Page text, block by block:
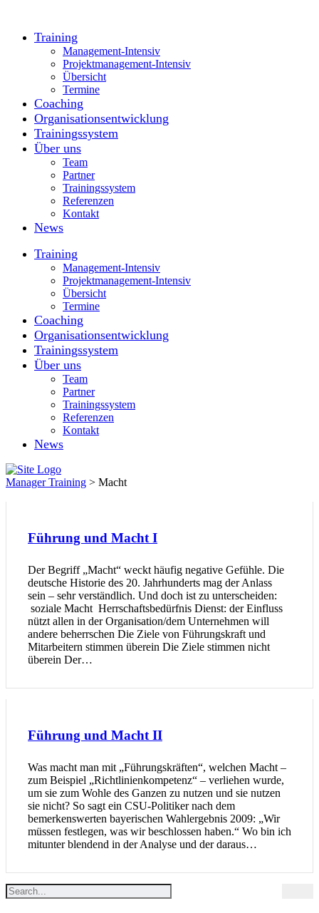
Training
Management-Intensiv
Projektmanagement-Intensiv
Übersicht
Termine
Coaching
Organisationsentwicklung
Trainingssystem
Über uns
Team
Partner
Trainingssystem
Referenzen
Kontakt
News
Training
Management-Intensiv
Projektmanagement-Intensiv
Übersicht
Termine
Coaching
Organisationsentwicklung
Trainingssystem
Über uns
Team
Partner
Trainingssystem
Referenzen
Kontakt
News
Manager Training > Macht
Führung und Macht I
Der Begriff „Macht“ weckt häufig negative Gefühle. Die
deutsche Historie des 20. Jahrhunderts mag der Anlass
sein – sehr verständlich. Und doch ist zu unterscheiden:
soziale Macht Herrschaftsbedürfnis Dienst: der Einfluss
nützt allen in der Organisation/dem Unternehmen will
andere beherrschen Die Ziele von Führungskraft und
Mitarbeitern stimmen überein Die Ziele stimmen nicht
überein Der…
Führung und Macht II
Was macht man mit „Führungskräften“, welchen Macht –
zum Beispiel „Richtlinienkompetenz“ – verliehen wurde,
um sie zum Wohle des Ganzen zu nutzen und sie nutzen
sie nicht? So sagt ein CSU-Politiker nach dem
bemerkenswerten bayerischen Wahlergebnis 2009: „Wir
müssen festlegen, was wir beschlossen haben.“ Wo bin ich
mitunter blendend in der Analyse und der daraus…